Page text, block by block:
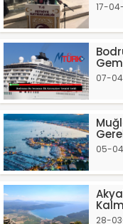
17-
07-
05-
28-